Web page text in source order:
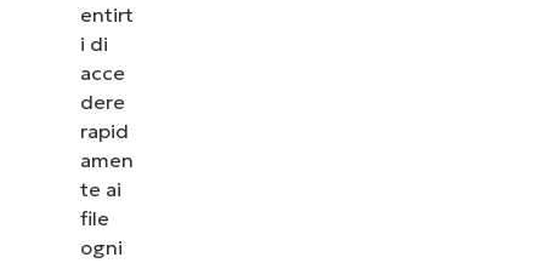
entirt
i di
acce
dere
rapid
amen
te ai
file
ogni